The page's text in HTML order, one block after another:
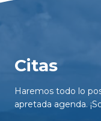
Citas
Haremos todo lo
apretada agenda.